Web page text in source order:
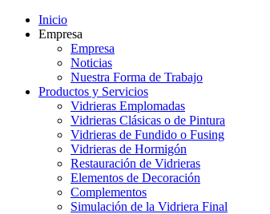
Inicio
Empresa
Empresa
Noticias
Nuestra Forma de Trabajo
Productos y Servicios
Vidrieras Emplomadas
Vidrieras Clásicas o de Pintura
Vidrieras de Fundido o Fusing
Vidrieras de Hormigón
Restauración de Vidrieras
Elementos de Decoración
Complementos
Simulación de la Vidriera Final